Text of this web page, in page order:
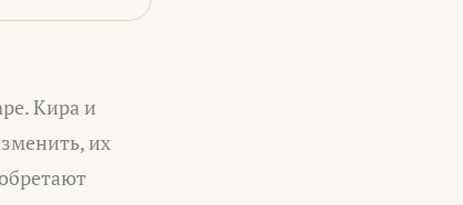
Кира и
их